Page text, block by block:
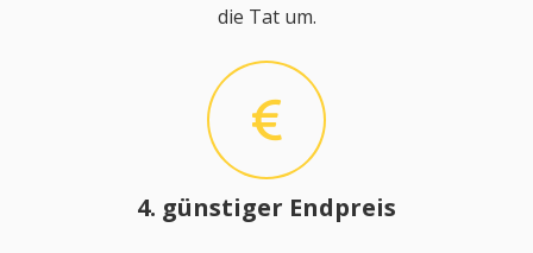
die Tat um.
4. günstiger Endpreis